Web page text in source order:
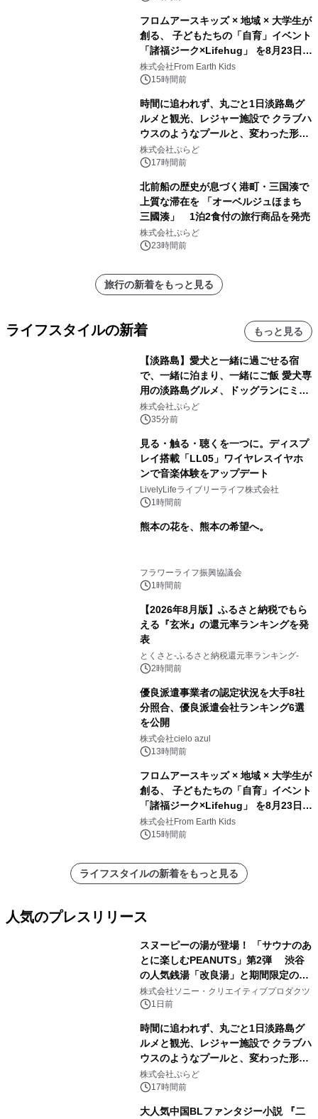
フロムアースキッズ × 地域 × 大学生が
創る、 子どもたちの「自育」イベント
「諸福ジーク×Lifehug」 を8月23日
(日)開催
株式会社From Earth Kids
15時間前
時間に追われず、丸ごと1日淡路島グ
ルメと観光、レジャー施設で クラブハ
ウスのようなプールと、変わった形の
サウナも 「THE BOXY AWAJI」のお
得な素泊まり連泊プランで
株式会社ぷらど
17時間前
北前船の歴史が息づく港町・三国湊で
上質な滞在を 「オーベルジュほまち
三國湊」 1泊2食付の旅行商品を発売
株式会社ぷらど
23時間前
旅行の新着をもっと見る
ライフスタイルの新着 もっと見る
【淡路島】愛犬と一緒に過ごせる宿
で、一緒に泊まり、一緒にご飯 愛犬専
用の淡路島グルメ、ドッグランにミニ
プール グランピングとトレーラーハウ
スの2施設で
株式会社ぷらど
35分前
見る・触る・聴くを一つに。ディスプ
レイ搭載「LL05」ワイヤレスイヤホ
ンで音楽体験をアップデート
LivelyLifeライブリーライフ株式会社
1時間前
熊本の花を、熊本の希望へ。
フラワーライフ振興協議会
1時間前
【2026年8月版】ふるさと納税でもら
える『玄米』の還元率ランキングを発
表
とくさと-ふるさと納税還元率ランキング-
2時間前
優良派遣事業者の認定状況を大手8社
分照合、優良派遣会社ランキング6選
を公開
株式会社cielo azul
13時間前
フロムアースキッズ × 地域 × 大学生が
創る、 子どもたちの「自育」イベント
「諸福ジーク×Lifehug」 を8月23日
(日)開催
株式会社From Earth Kids
15時間前
ライフスタイルの新着をもっと見る
人気のプレスリリース
スヌーピーの湯が登場！ 「サウナのあ
とに楽しむPEANUTS」第2弾 渋谷
の人気銭湯「改良湯」と期間限定のコ
ラボレーション サウナイキタイコラ
ボグッズも発売決定！
株式会社ソニー・クリエイティブプロダクツ
1日前
時間に追われず、丸ごと1日淡路島グ
ルメと観光、レジャー施設で クラブハ
ウスのようなプールと、変わった形の
サウナも 「THE BOXY AWAJI」のお
得な素泊まり連泊プランで
株式会社ぷらど
17時間前
大人気中国BLファンタジー小説 『二